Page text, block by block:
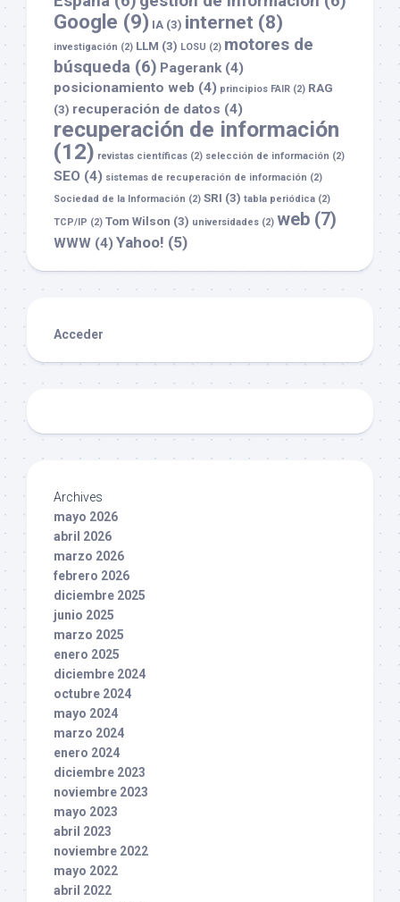
Google (9) IA (3) internet (8)
investigación (2) LLM (3) LOSU (2) motores de
búsqueda (6) Pagerank(4)
posicionamiento web (4) principios FAIR (2) RAG
(3) recuperación de datos (4)
recuperación de información
(12) revistas científicas (2) selección de información (2)
SEO (4) sistemas de recuperación de información (2)
Sociedad de la Información (2) SRI (3) tabla periódica (2)
TCP/IP (2) Tom Wilson (3) universidades (2) web (7)
WWW (4)Yahoo! (5)
Acceder
Archives
mayo 2026
abril 2026
marzo 2026
febrero 2026
diciembre 2025
junio 2025
marzo 2025
enero 2025
diciembre 2024
octubre 2024
mayo 2024
marzo 2024
enero 2024
diciembre 2023
noviembre 2023
mayo 2023
abril 2023
noviembre 2022
mayo 2022
abril 2022